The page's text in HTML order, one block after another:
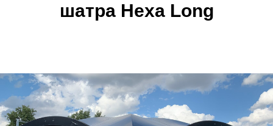
шатра Hexa Long